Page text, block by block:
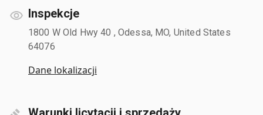
Inspekcje
1800 W Old Hwy 40 , Odessa, MO, United States
64076
Dane lokalizacji